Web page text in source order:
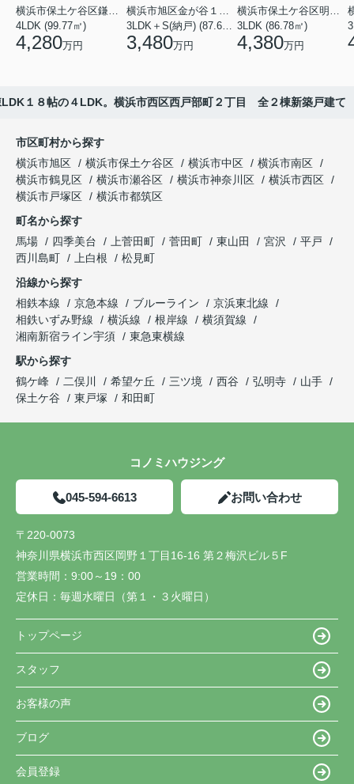
4LDK (99.77㎡)
4,280万円 3,480万円
3LDK (86.78㎡)
4,380万円
１８帖の４LDK。横浜市西区西戸部町２丁目 全２棟新築戸建て
市区町村から探す
横浜市旭区
横浜市保土ケ谷区 横浜市中区
横浜市南区
横浜市鶴見区
横浜市瀬谷区 横浜市神奈川区
横浜市西区
横浜市戸塚区
横浜市都筑区
町名から探す
馬場
四季美台 上菅田町 菅田町 東山田 宮沢
平戸
西川島町
上白根
松見町
沿線から探す
相鉄本線
京急本線 ブルーライン
京浜東北線
相鉄いずみ野線
横浜線 根岸線
横須賀線
湘南新宿ライン宇須
東急東横線
駅から探す
鶴ケ峰
二俣川 希望ケ丘 三ツ境 西谷 弘明寺
山手
保土ケ谷
東戸塚 和田町
コノミハウジング
045-594-6613 お問い合わせ
〒220-0073
神奈川県横浜市西区岡野１丁目16-16 第２梅沢ビル５F
営業時間： 9:00～19：00
定休日： 毎週水曜日（第１・３火曜日）
トップページ
スタッフ
お客様の声
ブログ
会員登録